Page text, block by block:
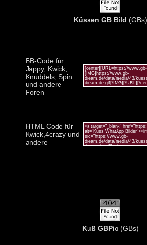
Küssen GB Bild (GBs)
BB-Code für
Jappy, Kwick,
Knuddels, Spin
und andere
Foren
HTML Code für
Kwick,4crazy und
andere
Kuß GBPic(GBs)